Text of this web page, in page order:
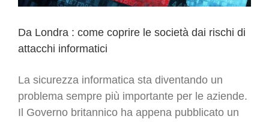
Da Londra : come coprire le società dai rischi di
attacchi informatici
La sicurezza informatica sta diventando un
problema sempre più importante per le aziende.
Il Governo britannico ha appena pubblicato un